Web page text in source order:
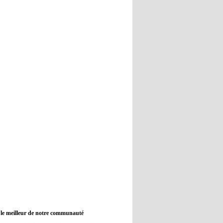
08:21 - 2022/11/08
meilleur de notre communauté